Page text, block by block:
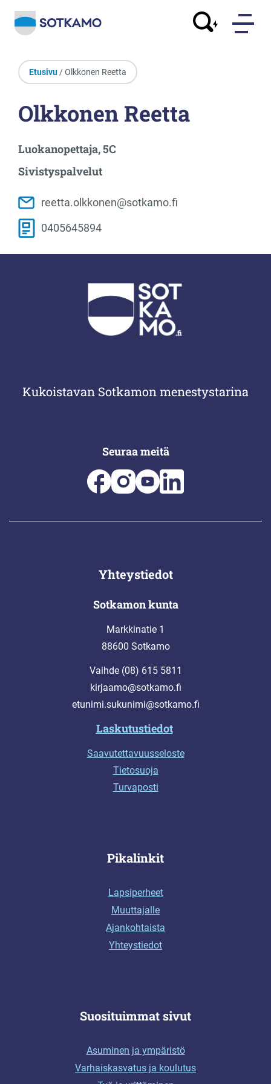
Etusivu / Olkkonen Reetta
Olkkonen Reetta
Luokanopettaja, 5C
Sivistyspalvelut
reetta.olkkonen@sotkamo.fi
0405645894
Kukoistavan Sotkamon menestystarina
Seuraa meitä
Yhteystiedot
Sotkamon kunta
Markkinatie 1
88600 Sotkamo
Vaihde (08) 615 5811
kirjaamo@sotkamo.fi
etunimi.sukunimi@sotkamo.fi
Laskutustiedot
Saavutettavuusseloste
Tietosuoja
Turvaposti
Pikalinkit
Lapsiperheet
Muuttajalle
Ajankohtaista
Yhteystiedot
Suosituimmat sivut
Asuminen ja ympäristö
Varhaiskasvatus ja koulutus